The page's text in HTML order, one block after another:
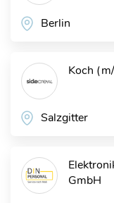
Berlin
Koch
Salzgitter
GmbH